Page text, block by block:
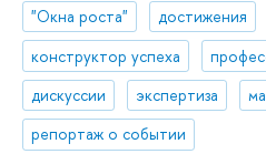
"Окна роста" достижения
конструктор успеха
дискуссии
экспертиза
репортаж о событии